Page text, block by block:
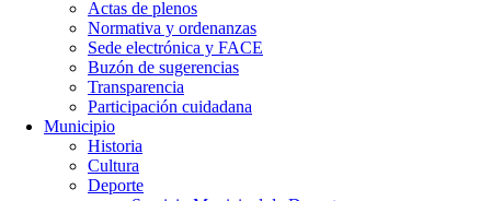
Actas de plenos
Normativa y ordenanzas
Sede electrónica y FACE
Buzón de sugerencias
Transparencia
Participación cuidadana
Municipio
Historia
Cultura
Deporte